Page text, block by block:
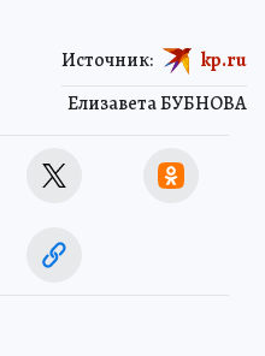
Елизавета БУБНОВА
Источник: kp.ru